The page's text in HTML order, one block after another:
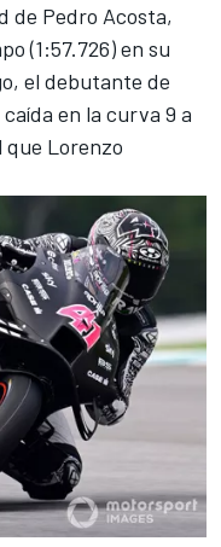
de Pedro Acosta,
(1:57.726) en su
el debutante de
en la curva 9 a
que Lorenzo